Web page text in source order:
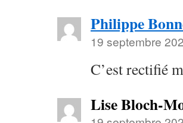
Philippe
19 septembre
C’est rectifié
Lise Bloch-